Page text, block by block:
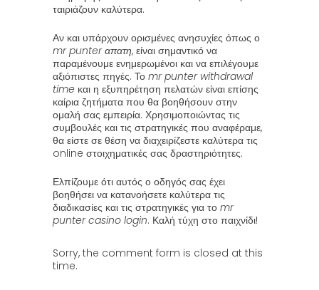
ταιριάζουν καλύτερα.
Αν και υπάρχουν ορισμένες ανησυχίες όπως ο
mr punter απατη, είναι σημαντικό να
παραμένουμε ενημερωμένοι και να επιλέγουμε
αξιόπιστες πηγές. Το mr punter withdrawal
time και η εξυπηρέτηση πελατών είναι επίσης
καίρια ζητήματα που θα βοηθήσουν στην
ομαλή σας εμπειρία. Χρησιμοποιώντας τις
συμβουλές και τις στρατηγικές που αναφέραμε,
θα είστε σε θέση να διαχειρίζεστε καλύτερα τις
online στοιχηματικές σας δραστηριότητες.
Ελπίζουμε ότι αυτός ο οδηγός σας έχει
βοηθήσει να κατανοήσετε καλύτερα τις
διαδικασίες και τις στρατηγικές για το mr
punter casino login. Καλή τύχη στο παιχνίδι!
Sorry, the comment form is closed at this
time.